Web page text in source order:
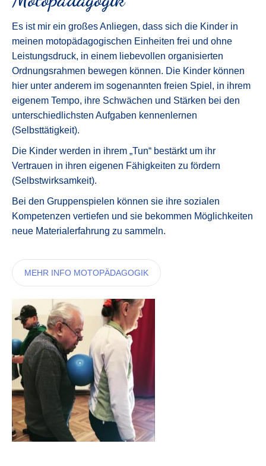
Es ist mir ein großes Anliegen, dass sich die Kinder in
meinen motopädagogischen Einheiten frei und ohne
Leistungsdruck, in einem liebevollen organisierten
Ordnungsrahmen bewegen können. Die Kinder können
hier unter anderem im sogenannten freien Spiel, in ihrem
eigenem Tempo, ihre Schwächen und Stärken bei den
unterschiedlichsten Aufgaben kennenlernen
(Selbsttätigkeit).
Die Kinder werden in ihrem „Tun“ bestärkt um ihr
Vertrauen in ihren eigenen Fähigkeiten zu fördern
(Selbstwirksamkeit).
Bei den Gruppenspielen können sie ihre sozialen
Kompetenzen vertiefen und sie bekommen Möglichkeiten
neue Materialerfahrung zu sammeln.
MEHR INFO MOTOPÄDAGOGIK